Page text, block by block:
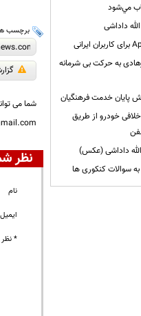
برچسب
شما می
نظر
نام
ایمیل
* نظر
مي‌شود
داداشی
به حرکت بی شرمانه
خودرو از طریق
داداشی (عکس)
سوالات کنکوری ها